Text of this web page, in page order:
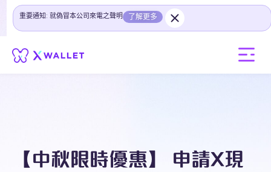
重要通知: 就偽冒本公司來電之聲明 了解更多
【中秋限時優惠】 申請X現